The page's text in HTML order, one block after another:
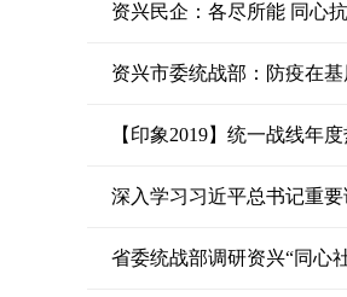
资兴民企：各尽所能 同心
资兴市委统战部：防疫在
【印象2019】统一战线年
深入学习习近平总书记重
省委统战部调研资兴“同心